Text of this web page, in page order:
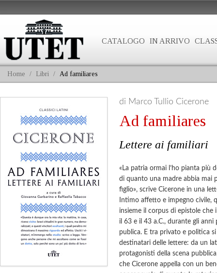
CATALOGO IN ARRIVO
Home / Libri / Ad familiares
di Marco Tullio Cicerone
Ad familiares
Lettere ai familiari
«La patria ormai l’ho pianta più
di quanto una madre abbia mai
figlio», scrive Cicerone in una
Intimo affetto e impegno civile,
insieme il corpus di epistole che
il 63 e il 43 a.C., durante gli
publica. E tra privato e politica
destinatari delle lettere: da un
protagonisti della scena
che Cicerone appella con un